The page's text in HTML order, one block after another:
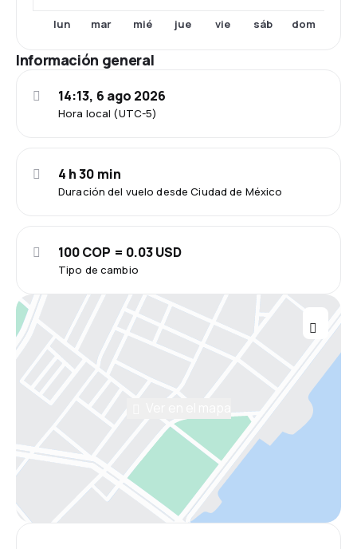
lun mar mié jue vie sáb dom
Información general
Hora local (UTC-5)
14:13, 6 ago 2026
Duración del vuelo desde Ciudad de México
4 h 30 min
Tipo de cambio
100 COP = 0.03 USD